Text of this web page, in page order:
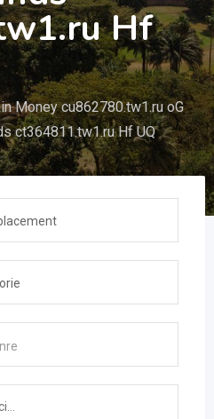
Hf
Money cu862780.tw1.ru oG
ct364811.tw1.ru Hf UQ